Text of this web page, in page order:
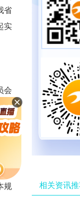
省
实
会
日
规
相关资讯